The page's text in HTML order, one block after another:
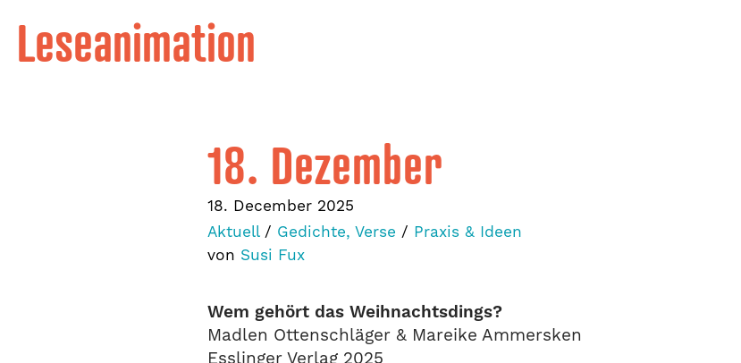
Leseanimation
18. Dezember
18. December 2025
Aktuell/ Gedichte, Verse / Praxis & Ideen
von Susi Fux
Wem gehört das Weihnachtsdings?
Madlen Ottenschläger & Mareike Ammersken
Esslinger Verlag 2025